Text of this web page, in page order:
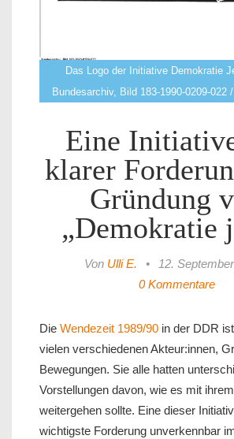
Das Logo der Initiative Demokratie
Bundesarchiv, Bild 183-1990-0209-022
Eine
klarer
Gründung
„Demokratie
Von Ulli E. • 12.
0 Kommentare
Die Wendezeit 1989/90 in der DDR
vielen verschiedenen Akteur:innen,
Bewegungen. Sie alle hatten
Vorstellungen davon, wie es mit
weitergehen sollte. Eine dieser
wichtigste Forderung unverkennbar